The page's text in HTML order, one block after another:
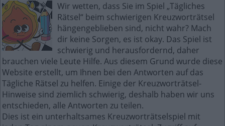
Wir wetten, dass Sie im Spiel „Tägliches
Rätsel“ beim schwierigen Kreuzworträtsel
hängengeblieben sind, nicht wahr? Mach
dir keine Sorgen, es ist okay. Das Spiel ist
schwierig und herausfordernd, daher
brauchen viele Leute Hilfe. Aus diesem Grund wurde diese
Website erstellt, um Ihnen bei den Antworten auf das
Tägliche Rätsel zu helfen. Einige der Kreuzworträtsel-
Hinweise sind ziemlich schwierig, deshalb haben wir uns
entschieden, alle Antworten zu teilen.
Dies ist ein unterhaltsames Kreuzworträtselspiel mit